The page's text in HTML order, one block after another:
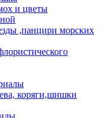
и цветы
,панцири морских
коряги,шишки